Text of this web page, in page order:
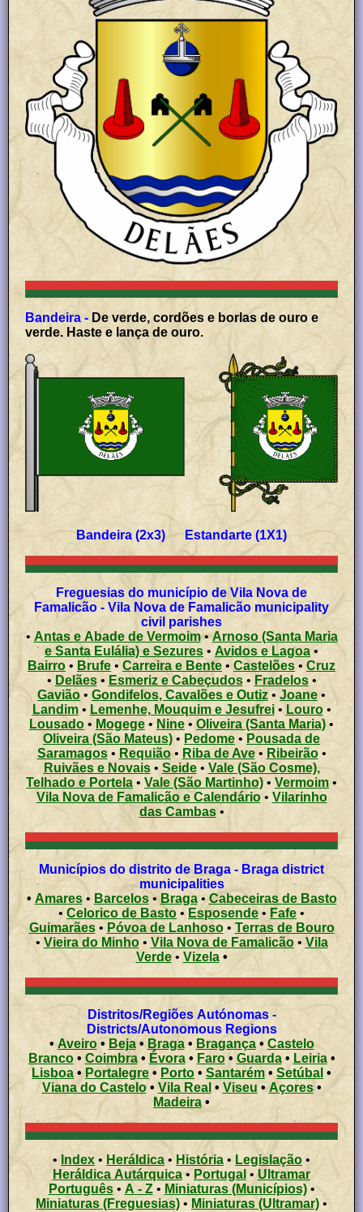
Bandeira - De verde, cordões e borlas de ouro e
verde. Haste e lança de ouro.
Bandeira (2x3) Estandarte (1X1)
Freguesias do município de Vila Nova de
Famalicão - Vila Nova de Famalicão municipality
civil parishes
• Antas e Abade de Vermoim•Arnoso (Santa Maria
e Santa Eulália) e Sezures • Avidos e Lagoa •
Bairro• Brufe • Carreira e Bente • Castelões • Cruz
• Delães• Esmeriz e Cabeçudos • Fradelos•
Gavião• Gondifelos, Cavalões e Outiz•Joane•
Landim• Lemenhe, Mouquim e Jesufrei• Louro•
Lousado• Mogege • Nine • Oliveira (Santa Maria) •
Oliveira (São Mateus) • Pedome • Pousada de
Saramagos• Requião• Riba de Ave• Ribeirão•
Ruivães e Novais•Seide• Vale (São Cosme),
Telhado e Portela • Vale (São Martinho)• Vermoim •
Vila Nova de Famalicão e Calendário• Vilarinho
das Cambas•
Municípios do distrito de Braga - Braga district
municipalities
• Amares• Barcelos•Braga•Cabeceiras de Basto
•
Celorico de Basto • Esposende• Fafe •
Guimarães• Póvoa de Lanhoso•
Terras de Bouro
• Vieira do Minho• Vila Nova de Famalicão• Vila
Verde• Vizela•
Distritos/Regiões Autónomas -
Districts/Autonomous Regions
•Aveiro• Beja•Braga• Bragança• Castelo
Branco• Coimbra• Évora• Faro• Guarda• Leiria•
Lisboa • Portalegre • Porto • Santarém• Setúbal •
Viana do Castelo• Vila Real • Viseu •Açores •
Madeira •
• Index• Heráldica • História • Legislação •
Heráldica Autárquica• Portugal •Ultramar
Português• A - Z• Miniaturas (Municípios)•
Miniaturas (Freguesias) • Miniaturas (Ultramar) •